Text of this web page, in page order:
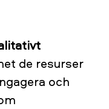
de resurser
och